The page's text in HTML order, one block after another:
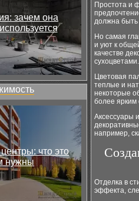
зачем она
что это
нужны
Простота и
должна быть
Но самая
и уют к
качестве
сухоцветами.
Цветовая
теплые и
некоторые
более ярким
Аксессуары
например,
Отделка в
эффекта,